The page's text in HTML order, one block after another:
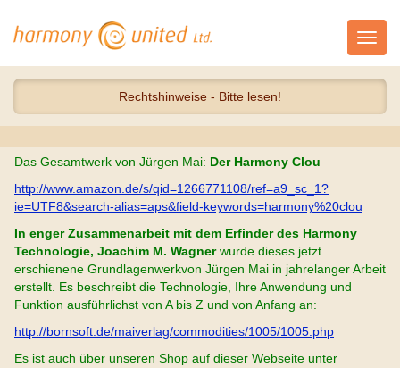
Rechtshinweise - Bitte lesen!
Das Gesamtwerk von Jürgen Mai: Der Harmony Clou
http://www.amazon.de/s/qid=1266771108/ref=a9_sc_1?
ie=UTF8&search-alias=aps&field-keywords=harmony%20clou
In enger Zusammenarbeit mit dem Erfinder des Harmony
Technologie, Joachim M. Wagnerwurde dieses jetzt
erschienene Grundlagenwerkvon Jürgen Mai in jahrelanger Arbeit
erstellt. Es beschreibt die Technologie, Ihre Anwendung und
Funktion ausführlichst von A bis Z und von Anfang an:
http://bornsoft.de/maiverlag/commodities/1005/1005.php
Es ist auch über unseren Shop auf dieser Webseite unter